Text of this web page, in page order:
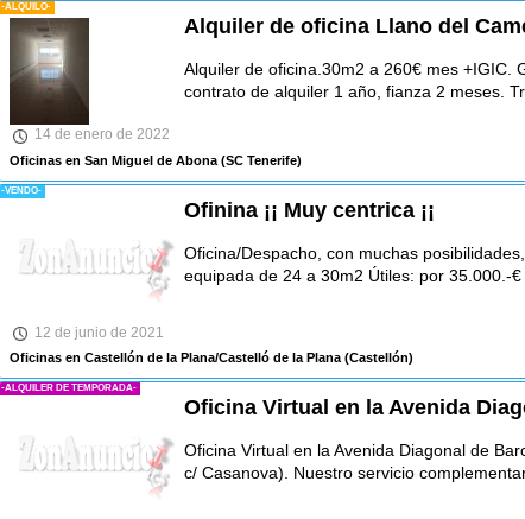
-ALQUILO-
Alquiler de oficina Llano del
Alquiler de oficina.30m2 a 260€ mes +IGIC.
contrato de alquiler 1 año, fianza 2 meses.
14 de enero de 2022
Oficinas en San Miguel de Abona(SC Tenerife)
-VENDO-
Ofinina ¡¡ Muy centrica ¡¡
Oficina/Despacho, con muchas
equipada de 24 a 30m2 Útiles: por 35.000.-€
12 de junio de 2021
Oficinas en Castellón de la Plana/Castelló de la Plana(Castellón)
-ALQUILER DE TEMPORADA-
Oficina Virtual en la Avenida
Oficina Virtual en la Avenida Diagonal de
c/ Casanova). Nuestro servicio